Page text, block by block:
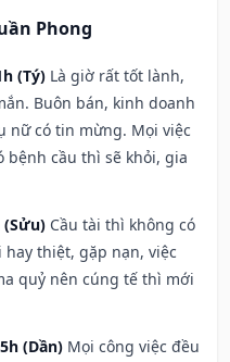
Phong
(Tý) Là giờ rất tốt lành,
Buôn bán, kinh doanh
nữ có tin mừng. Mọi việc
bệnh cầu thì sẽ khỏi, gia
(Sửu) Cầu tài thì không có
thiệt, gặp nạn, việc
quỷ nên cúng tế thì mới
(Dần) Mọi công việc đều